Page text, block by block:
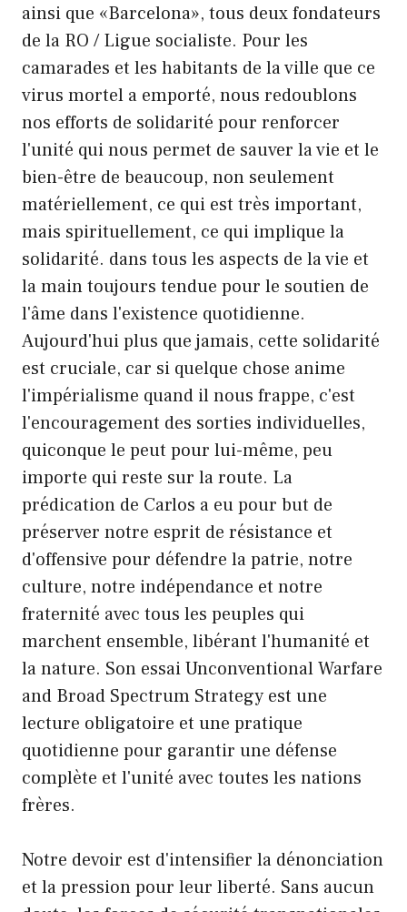
ainsi que «Barcelona», tous deux fondateurs
de la RO / Ligue socialiste. Pour les
camarades et les habitants de la ville que ce
virus mortel a emporté, nous redoublons
nos efforts de solidarité pour renforcer
l'unité qui nous permet de sauver la vie et le
bien-être de beaucoup, non seulement
matériellement, ce qui est très important,
mais spirituellement, ce qui implique la
solidarité. dans tous les aspects de la vie et
la main toujours tendue pour le soutien de
l'âme dans l'existence quotidienne.
Aujourd'hui plus que jamais, cette solidarité
est cruciale, car si quelque chose anime
l'impérialisme quand il nous frappe, c'est
l'encouragement des sorties individuelles,
quiconque le peut pour lui-même, peu
importe qui reste sur la route. La
prédication de Carlos a eu pour but de
préserver notre esprit de résistance et
d'offensive pour défendre la patrie, notre
culture, notre indépendance et notre
fraternité avec tous les peuples qui
marchent ensemble, libérant l'humanité et
la nature. Son essai Unconventional Warfare
and Broad Spectrum Strategy est une
lecture obligatoire et une pratique
quotidienne pour garantir une défense
complète et l'unité avec toutes les nations
frères.
Notre devoir est d'intensifier la dénonciation
et la pression pour leur liberté. Sans aucun